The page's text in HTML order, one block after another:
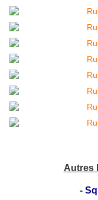
Autres
-